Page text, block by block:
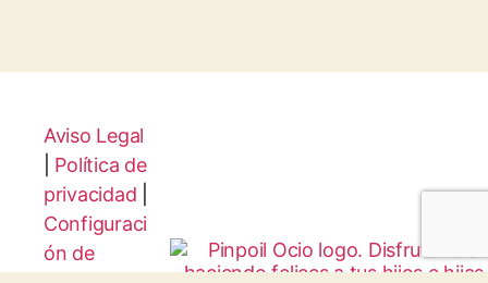
Aviso Legal
Política de
privacidad
Configuraci
ón de